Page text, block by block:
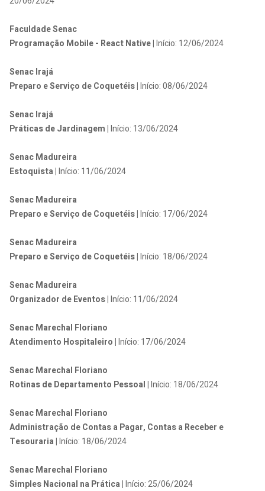
Faculdade Senac
Programação Mobile - React Native |Início: 12/06/2024
Senac Irajá
Preparo e Serviço de Coquetéis |Início: 08/06/2024
Senac Irajá
Práticas de Jardinagem |Início: 13/06/2024
Senac Madureira
Estoquista |Início: 11/06/2024
Senac Madureira
Preparo e Serviço de Coquetéis |Início: 17/06/2024
Senac Madureira
Preparo e Serviço de Coquetéis |Início: 18/06/2024
Senac Madureira
Organizador de Eventos |Início: 11/06/2024
Senac Marechal Floriano
Atendimento Hospitaleiro |Início: 17/06/2024
Senac Marechal Floriano
Rotinas de Departamento Pessoal |Início: 18/06/2024
Senac Marechal Floriano
Administração de Contas a Pagar, Contas a Receber e
Tesouraria |Início: 18/06/2024
Senac Marechal Floriano
Simples Nacional na Prática |Início: 25/06/2024